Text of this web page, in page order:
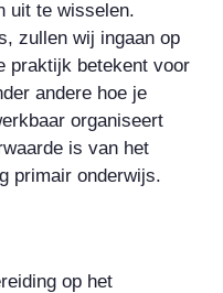
uit te wisselen.
zullen wij ingaan op
praktijk betekent voor
andere hoe je
organiseert
is van het
primair onderwijs.
op het